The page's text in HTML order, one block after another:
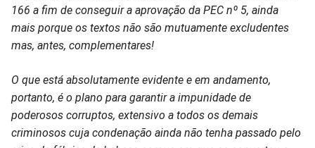
166 a fim de conseguir a aprovação da PEC nº 5, ainda
mais porque os textos não são mutuamente excludentes
mas, antes, complementares!
O que está absolutamente evidente e em andamento,
portanto, é o plano para garantir a impunidade de
poderosos corruptos, extensivo a todos os demais
criminosos cuja condenação ainda não tenha passado pelo